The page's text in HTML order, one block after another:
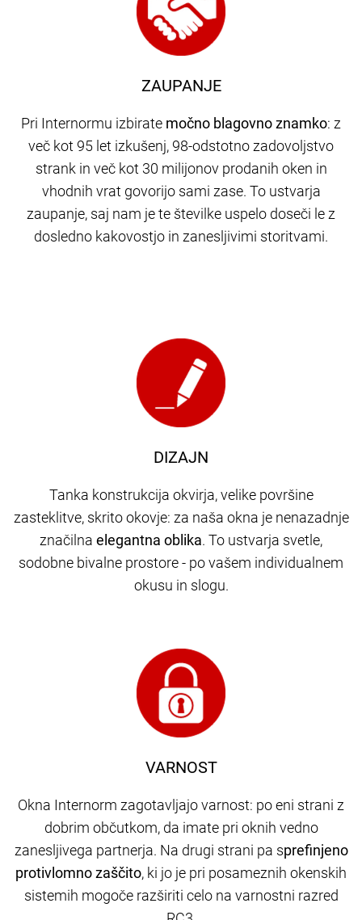
ZAUPANJE
Pri Internormu izbirate močno blagovno znamko: z
več kot 95 let izkušenj, 98-odstotno zadovoljstvo
strank in več kot 30 milijonov prodanih oken in
vhodnih vrat govorijo sami zase. To ustvarja
zaupanje, saj nam je te številke uspelo doseči le z
dosledno kakovostjo in zanesljivimi storitvami.
DIZAJN
Tanka konstrukcija okvirja, velike površine
zasteklitve, skrito okovje: za naša okna je nenazadnje
značilna elegantna oblika. To ustvarja svetle,
sodobne bivalne prostore - po vašem individualnem
okusu in slogu.
VARNOST
Okna Internorm zagotavljajo varnost: po eni strani z
dobrim občutkom, da imate pri oknih vedno
zanesljivega partnerja. Na drugi strani pa sprefinjeno
protivlomno zaščito, ki jo je pri posameznih okenskih
sistemih mogoče razširiti celo na varnostni razred